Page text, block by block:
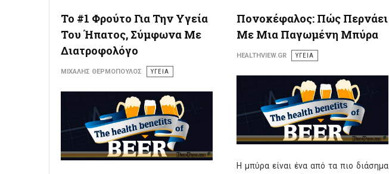
Το #1 Φρούτο Για Την Υγεία
Του Ήπατος, Σύμφωνα Με
Διατροφολόγο
ΜΙΧΆΛΗΣ ΘΕΡΜΌΠΟΥΛΟΣ ΥΓΕΙΑ
Πονοκέφαλος: Πώς Περνάει
Με Μια Παγωμένη Μπύρα
HEALTHVIEW.GR ΥΓΕΙΑ
Η μπύρα είναι ένα από τα πιο διάσημα